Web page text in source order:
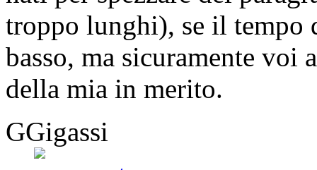
troppo lunghi), se il tempo
basso, ma sicuramente voi
della mia in merito.
GGigassi